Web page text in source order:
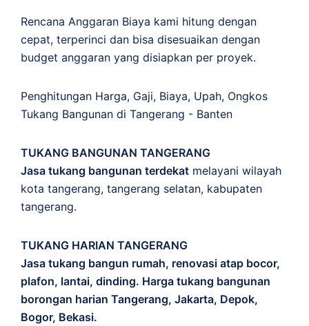
Rencana Anggaran Biaya kami hitung dengan
cepat, terperinci dan bisa disesuaikan dengan
budget anggaran yang disiapkan per proyek.
Penghitungan Harga, Gaji, Biaya, Upah, Ongkos
Tukang Bangunan di Tangerang - Banten
TUKANG BANGUNAN TANGERANG
Jasa tukang bangunan terdekat melayani wilayah
kota tangerang, tangerang selatan, kabupaten
tangerang.
TUKANG HARIAN TANGERANG
Jasa tukang bangun rumah, renovasi atap bocor,
plafon, lantai, dinding. Harga tukang bangunan
borongan harian Tangerang, Jakarta, Depok,
Bogor, Bekasi.